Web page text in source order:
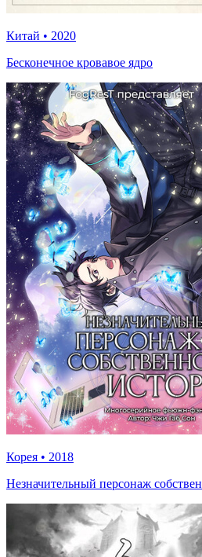
Китай • 2020
Бесконечное кровавое ядро
Корея • 2018
Незначительный персонаж